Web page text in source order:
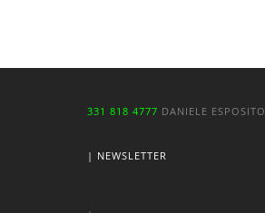
331 818 4777 DANIELE ESPOSITO
| NEWSLETTER